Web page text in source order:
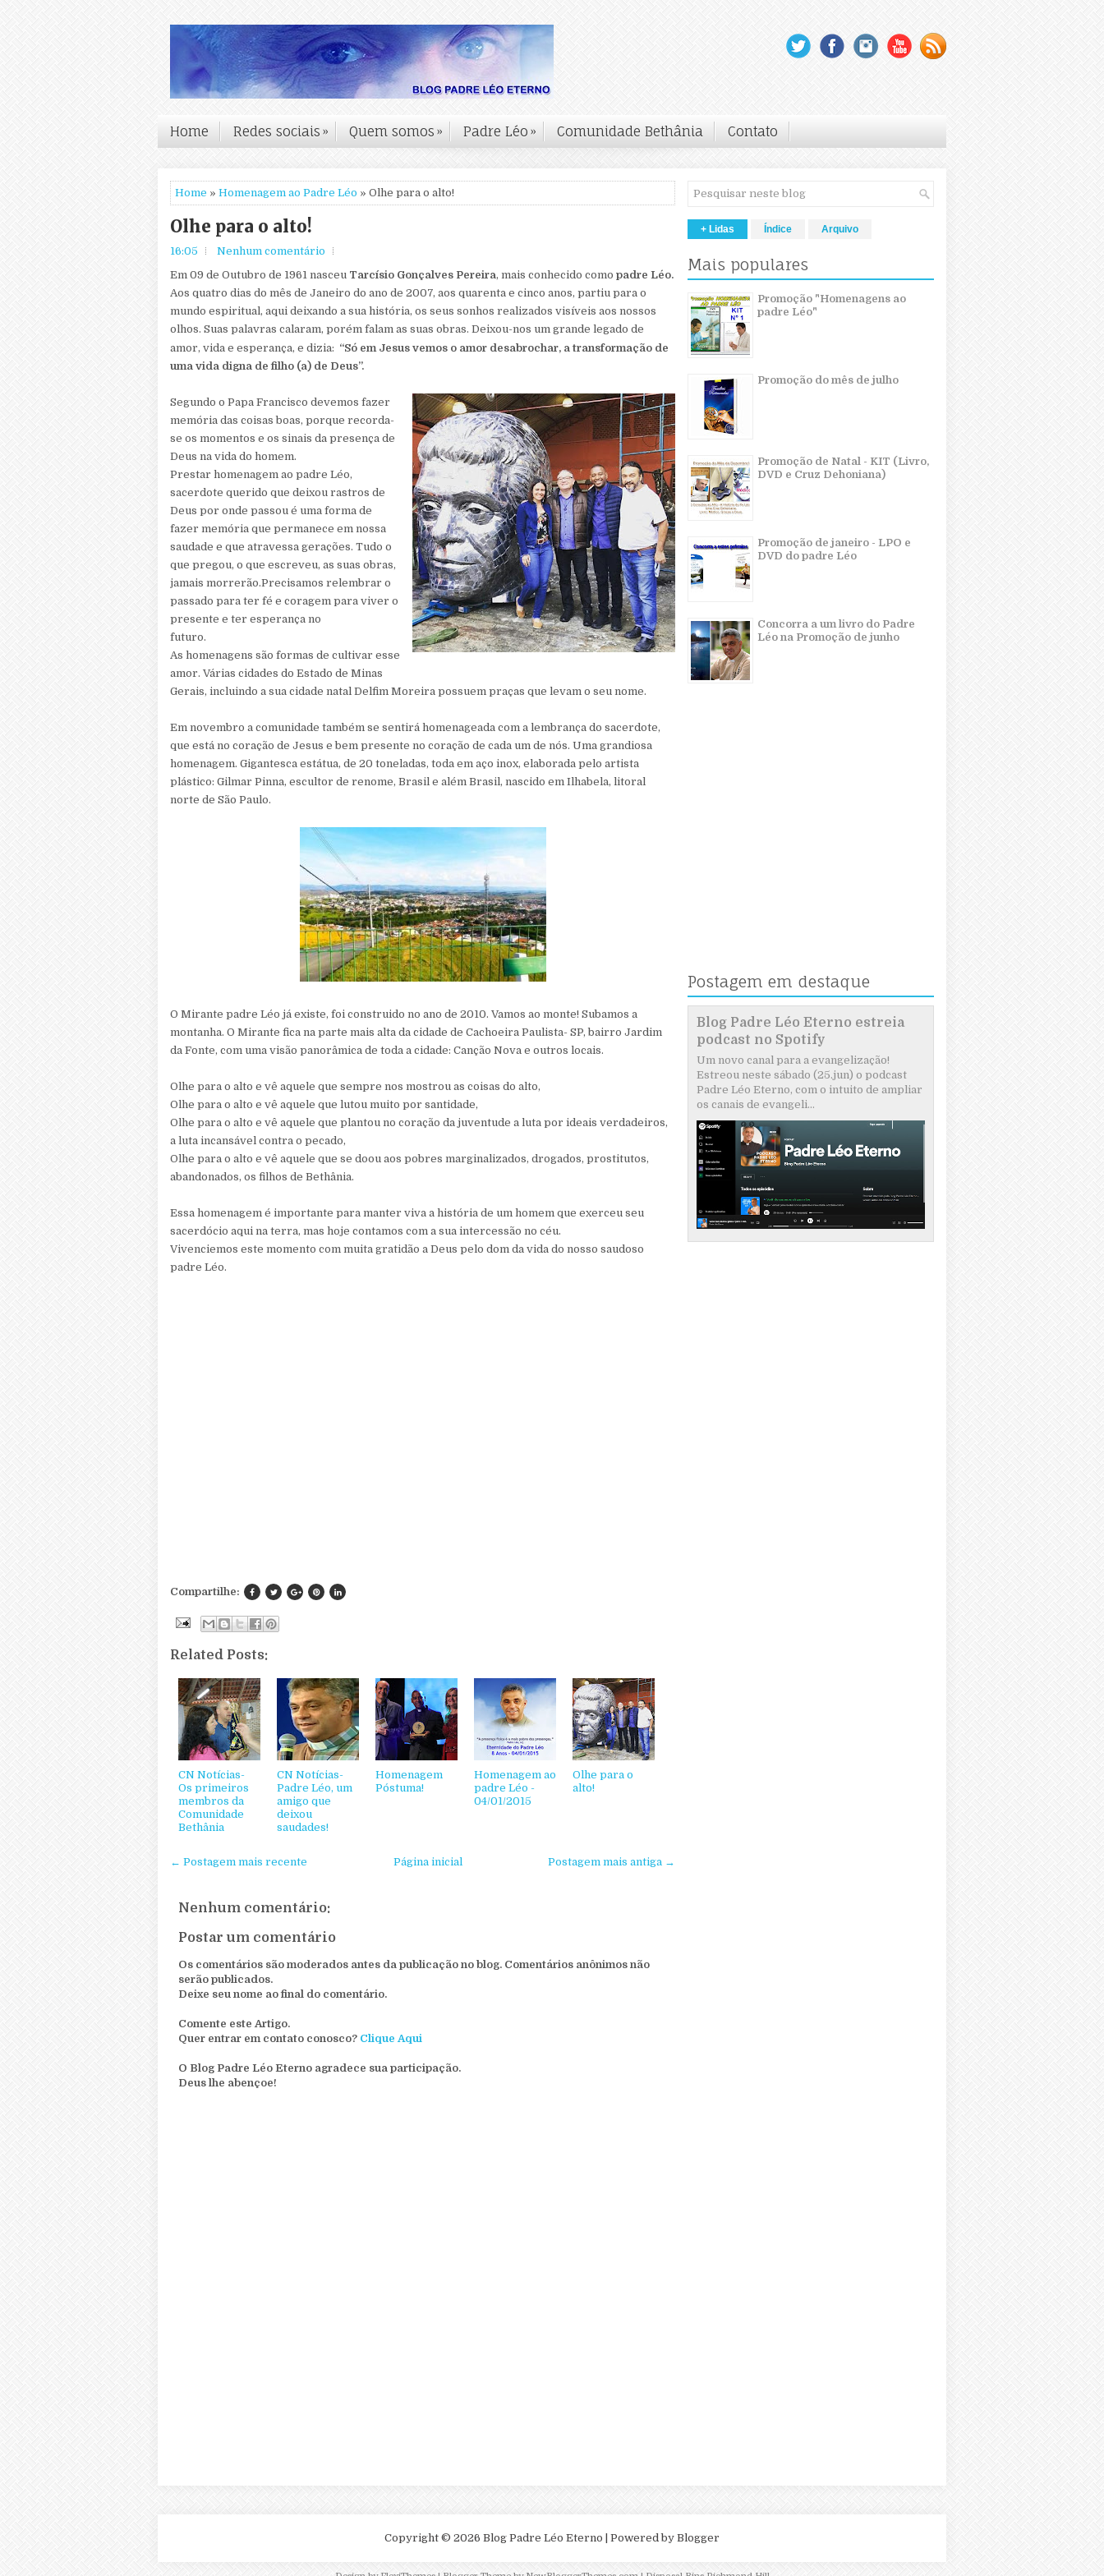
Home Redes sociais » Quem somos » Padre Léo » Comunidade Bethânia Contato
Home » Homenagem ao Padre Léo » Olhe para o alto!
Olhe para o alto!
16:05
Nenhum comentário
Em 09 de Outubro de 1961 nasceu Tarcísio Gonçalves Pereira, mais conhecido como padre Léo.
Aos quatro dias do mês de Janeiro do ano de 2007, aos quarenta e cinco anos, partiu para o
mundo espiritual, aqui deixando a sua história, os seus sonhos realizados visíveis aos nossos
olhos. Suas palavras calaram, porém falam as suas obras. Deixou-nos um grande legado de
amor, vida e esperança, e dizia: “Só em Jesus vemos o amor desabrochar, a transformação de
uma vida digna de filho (a) de Deus”.
Segundo o Papa Francisco devemos fazer
memória das coisas boas, porque recorda-
se os momentos e os sinais da presença de
Deus na vida do homem.
Prestar homenagem ao padre Léo,
sacerdote querido que deixou rastros de
Deus por onde passou é uma forma de
fazer memória que permanece em nossa
saudade e que atravessa gerações. Tudo o
que pregou, o que escreveu, as suas obras,
jamais morrerão.Precisamos relembrar o
passado para ter fé e coragem para viver o
presente e ter esperança no
futuro.
As homenagens são formas de cultivar esse
amor. Várias cidades do Estado de Minas
Gerais, incluindo a sua cidade natal Delfim Moreira possuem praças que levam o seu nome.
Em novembro a comunidade também se sentirá homenageada com a lembrança do sacerdote,
que está no coração de Jesus e bem presente no coração de cada um de nós. Uma grandiosa
homenagem. Gigantesca estátua, de 20 toneladas, toda em aço inox, elaborada pelo artista
plástico: Gilmar Pinna, escultor de renome, Brasil e além Brasil, nascido em Ilhabela, litoral
norte de São Paulo.
O Mirante padre Léo já existe, foi construido no ano de 2010. Vamos ao monte! Subamos a
montanha. O Mirante fica na parte mais alta da cidade de Cachoeira Paulista- SP, bairro Jardim
da Fonte, com uma visão panorâmica de toda a cidade: Canção Nova e outros locais.
Olhe para o alto e vê aquele que sempre nos mostrou as coisas do alto,
Olhe para o alto e vê aquele que lutou muito por santidade,
Olhe para o alto e vê aquele que plantou no coração da juventude a luta por ideais verdadeiros,
a luta incansável contra o pecado,
Olhe para o alto e vê aquele que se doou aos pobres marginalizados, drogados, prostitutos,
abandonados, os filhos de Bethânia.
Essa homenagem é importante para manter viva a história de um homem que exerceu seu
sacerdócio aqui na terra, mas hoje contamos com a sua intercessão no céu.
Vivenciemos este momento com muita gratidão a Deus pelo dom da vida do nosso saudoso
padre Léo.
Compartilhe:
Related Posts:
CN Notícias-
Os primeiros
membros da
Comunidade
Bethânia
CN Notícias-
Padre Léo, um
amigo que
deixou
saudades!
Homenagem
Póstuma!
Homenagem ao
padre Léo -
04/01/2015
Olhe para o
alto!
← Postagem mais recente Postagem mais antiga →
Página inicial
Nenhum comentário:
Postar um comentário
Os comentários são moderados antes da publicação no blog. Comentários anônimos não
serão publicados.
Deixe seu nome ao final do comentário.
Comente este Artigo.
Quer entrar em contato conosco? Clique Aqui
O Blog Padre Léo Eterno agradece sua participação.
Deus lhe abençoe!
+ Lidas Índice Arquivo
Mais populares
Promoção "Homenagens ao
padre Léo"
Promoção do mês de julho
Promoção de Natal - KIT (Livro,
DVD e Cruz Dehoniana)
Promoção de janeiro - LPO e
DVD do padre Léo
Concorra a um livro do Padre
Léo na Promoção de junho
Postagem em destaque
Blog Padre Léo Eterno estreia
podcast no Spotify
Um novo canal para a evangelização!
Estreou neste sábado (25.jun) o podcast
Padre Léo Eterno, com o intuito de ampliar
os canais de evangeli...
Copyright © 2026 Blog Padre Léo Eterno | Powered by Blogger